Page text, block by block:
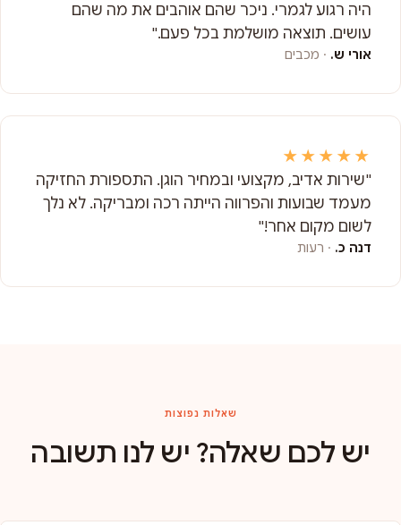
היה רגוע לגמרי. ניכר שהם אוהבים את מה שהם
עושים. תוצאה מושלמת בכל פעם."
אורי ש. · מכבים
★★★★★
"שירות אדיב, מקצועי ובמחיר הוגן. התספורת החזיקה
מעמד שבועות והפרווה הייתה רכה ומבריקה. לא נלך
לשום מקום אחר!"
דנה כ. · רעות
שאלות נפוצות
יש לכם שאלה? יש לנו תשובה